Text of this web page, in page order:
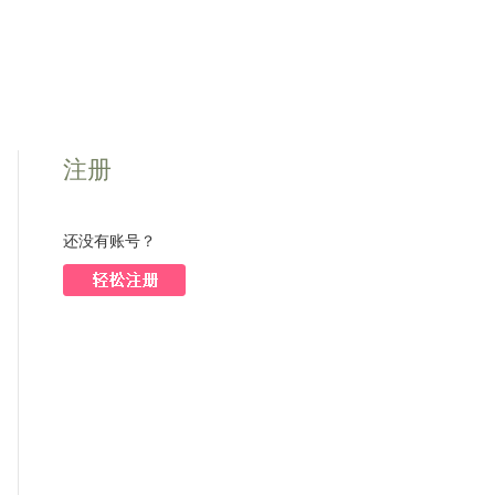
注册
还没有账号？